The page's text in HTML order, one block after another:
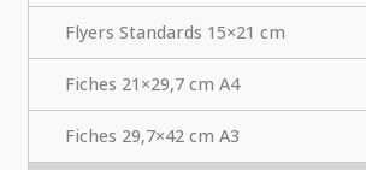
Flyers Standards 15×21 cm
Fiches 21×29,7 cm A4
Fiches 29,7×42 cm A3